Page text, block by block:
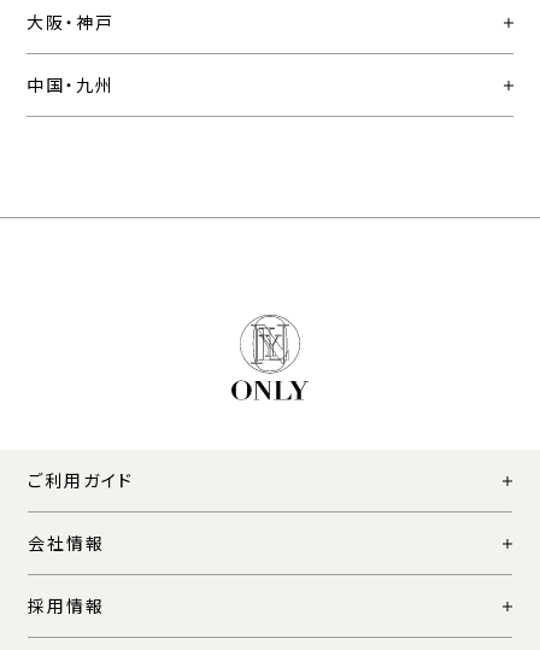
大阪・神戸
中国・九州
ご利用ガイド
会社情報
採用情報